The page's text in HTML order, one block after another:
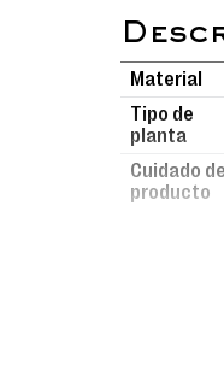
Material
Tipo de
planta
Cuidado
producto